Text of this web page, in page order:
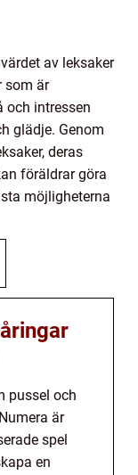
av leksaker
som är
och intressen
glädje. Genom
deras
föräldrar göra
möjligheterna
pussel och
är
spel
en